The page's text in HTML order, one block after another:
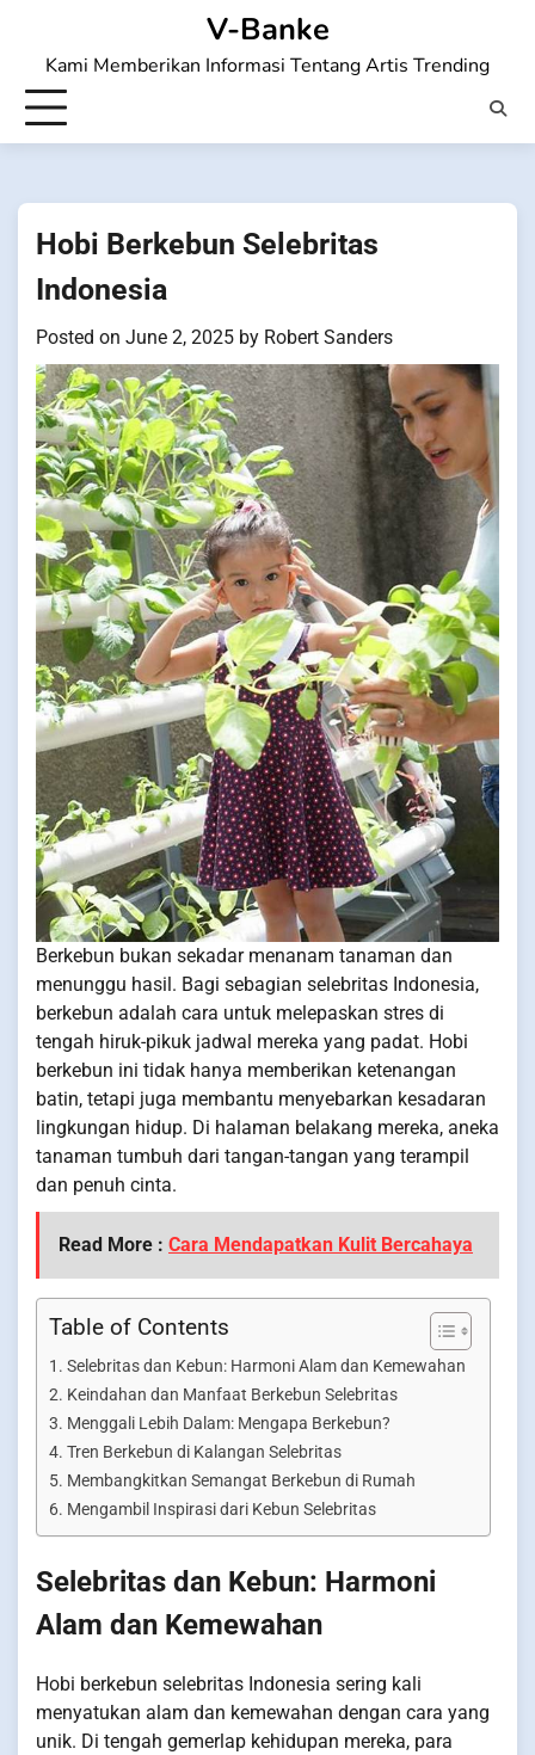
content
V-Banke
Kami Memberikan Informasi Tentang Artis Trending
Hobi Berkebun Selebritas
Indonesia
Posted on June 2, 2025 by Robert Sanders
Berkebun bukan sekadar menanam tanaman dan
menunggu hasil. Bagi sebagian selebritas Indonesia,
berkebun adalah cara untuk melepaskan stres di
tengah hiruk-pikuk jadwal mereka yang padat. Hobi
berkebun ini tidak hanya memberikan ketenangan
batin, tetapi juga membantu menyebarkan kesadaran
lingkungan hidup. Di halaman belakang mereka, aneka
tanaman tumbuh dari tangan-tangan yang terampil
dan penuh cinta.
Read More : Cara Mendapatkan Kulit Bercahaya
Table of Contents
Selebritas dan Kebun: Harmoni Alam dan Kemewahan
Keindahan dan Manfaat Berkebun Selebritas
Menggali Lebih Dalam: Mengapa Berkebun?
Tren Berkebun di Kalangan Selebritas
Membangkitkan Semangat Berkebun di Rumah
Mengambil Inspirasi dari Kebun Selebritas
Selebritas dan Kebun: Harmoni
Alam dan Kemewahan
Hobi berkebun selebritas Indonesia sering kali
menyatukan alam dan kemewahan dengan cara yang
unik. Di tengah gemerlap kehidupan mereka, para